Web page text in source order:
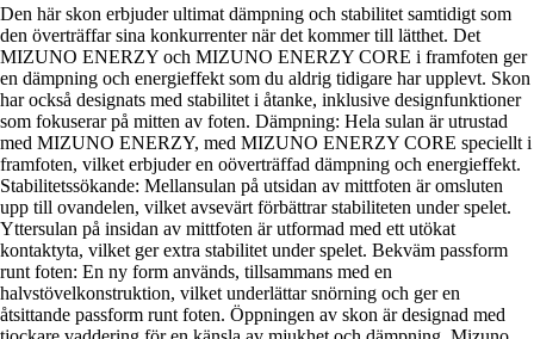
Den här skon erbjuder ultimat dämpning och stabilitet samtidigt som
den överträffar sina konkurrenter när det kommer till lätthet. Det
MIZUNO ENERZY och MIZUNO ENERZY CORE i framfoten ger
en dämpning och energieffekt som du aldrig tidigare har upplevt. Skon
har också designats med stabilitet i åtanke, inklusive designfunktioner
som fokuserar på mitten av foten. Dämpning: Hela sulan är utrustad
med MIZUNO ENERZY, med MIZUNO ENERZY CORE speciellt i
framfoten, vilket erbjuder en oöverträffad dämpning och energieffekt.
Stabilitetssökande: Mellansulan på utsidan av mittfoten är omsluten
upp till ovandelen, vilket avsevärt förbättrar stabiliteten under spelet.
Yttersulan på insidan av mittfoten är utformad med ett utökat
kontaktyta, vilket ger extra stabilitet under spelet. Bekväm passform
runt foten: En ny form används, tillsammans med en
halvstövelkonstruktion, vilket underlättar snörning och ger en
åtsittande passform runt foten. Öppningen av skon är designad med